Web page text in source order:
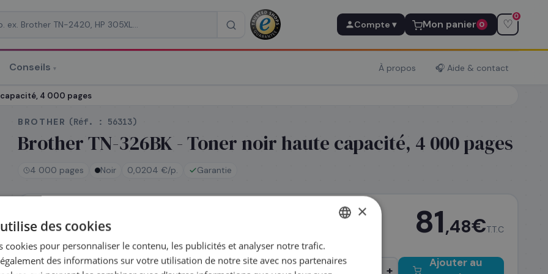
Compte ▾ Mon panier 0 ♡
0
Conseils ▾ À propos 🎧 Aide & contact
4 000 pages
BROTHER (Réf. : 56313)
Brother TN-326BK - Toner noir haute capacité, 4 000 pages
4 000 pages Noir 0,0204 €/p. Garantie
Expédié le jour même — commandez avant 14h
Coût par impression :
0,0204 € 81,48€T.T.C
+
Ajouter au
Complétez la sérieTN-326
*
ENGLISH
×
des cookies
cookies pour personnaliser le contenu, les publicités et analyser notre trafic.
des informations sur votre utilisation de notre site avec nos partenaires